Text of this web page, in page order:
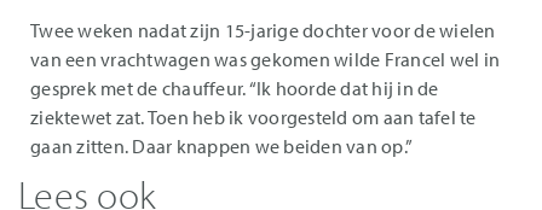
Twee weken nadat zijn 15-jarige dochter voor de wielen
van een vrachtwagen was gekomen wilde Francel wel in
gesprek met de chauffeur. “Ik hoorde dat hij in de
ziektewet zat. Toen heb ik voorgesteld om aan tafel te
gaan zitten. Daar knappen we beiden van op.”
Lees ook